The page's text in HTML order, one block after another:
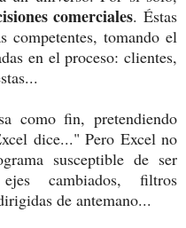
comerciales. Éstas
competentes, tomando el
en el proceso: clientes,
como fin, pretendiendo
dice..." Pero Excel no
susceptible de ser
cambiados, filtros
de antemano...